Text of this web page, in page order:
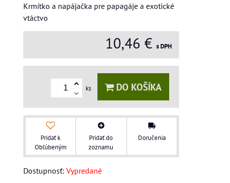
Krmítko a napájačka pre papagáje a exotické
vtáctvo
10,46 € s DPH
ks DO KOŠÍKA
Pridať k
Obľúbeným
Pridať do
zoznamu
Doručenia
Dostupnosť: Vypredané